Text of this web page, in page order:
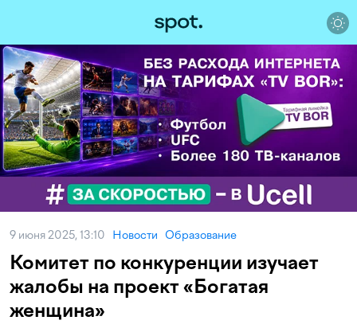
9 июня 2025, 13:10 Новости Образование
Комитет по конкуренции изучает
жалобы на проект «Богатая
женщина»